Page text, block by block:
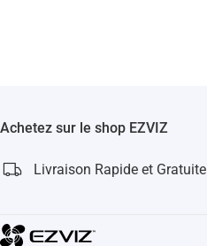
Achetez sur le shop EZVIZ
Livraison Rapide et Gratuite